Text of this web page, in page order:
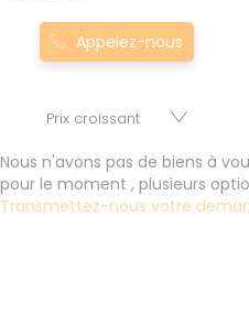
Nos appartement T0 à
robert sont proposés au meilleur prix du marché pour
cessions de baux, fonds de
Appelez-nous
Nous n'avons pas de biens à
pour le moment , plusieurs
Transmettez-nous votre